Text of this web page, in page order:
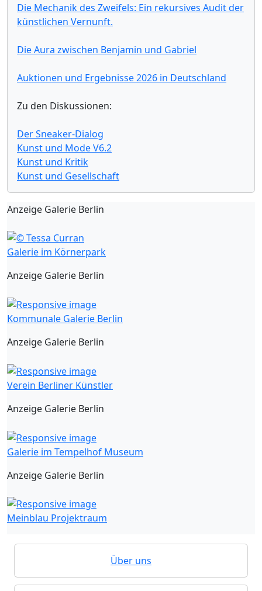
Die Mechanik des Zweifels: Ein rekursives Audit der
künstlichen Vernunft.
Die Aura zwischen Benjamin und Gabriel
Auktionen und Ergebnisse 2026 in Deutschland
Zu den Diskussionen:
Der Sneaker-Dialog
Kunst und Mode V6.2
Kunst und Kritik
Kunst und Gesellschaft
Anzeige Galerie Berlin
Galerie im Körnerpark
Anzeige Galerie Berlin
Kommunale Galerie Berlin
Anzeige Galerie Berlin
Verein Berliner Künstler
Anzeige Galerie Berlin
Galerie im Tempelhof Museum
Anzeige Galerie Berlin
Meinblau Projektraum
Über uns